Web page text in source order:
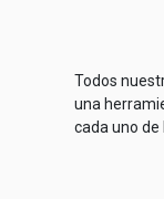
Todos
una
cada uno de